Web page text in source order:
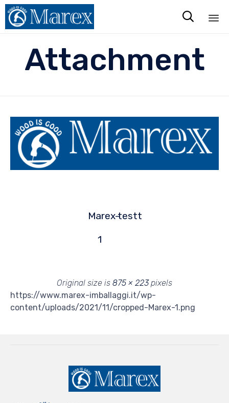

Attachment
Marex-
1
testt
Original size is 875 × 223pixels
https://www.marex-imballaggi.it/wp-
content/uploads/2021/11/cropped-Marex-1.png